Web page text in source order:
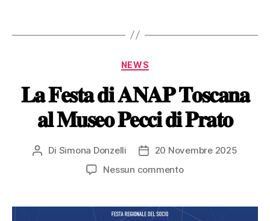
NEWS
𝐋𝐚 𝐅𝐞𝐬𝐭𝐚 𝐝𝐢 𝐀𝐍𝐀𝐏 𝐓𝐨𝐬𝐜𝐚𝐧𝐚
𝐚𝐥 𝐌𝐮𝐬𝐞𝐨 𝐏𝐞𝐜𝐜𝐢 𝐝𝐢 𝐏𝐫𝐚𝐭𝐨
Di Simona Donzelli
20 Novembre 2025
Nessun commento